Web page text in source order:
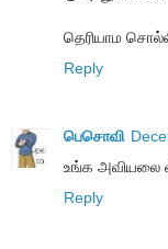
தெரியாம
Reply
பெசொவி
உங்க அவியலை
Reply